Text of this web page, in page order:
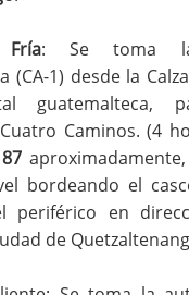
: Se toma la
(CA-1) desde la
guatemalteca,
Caminos. (4
bordeando el
periférico en
de